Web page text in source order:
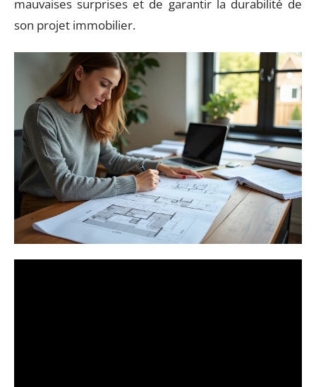
mauvaises surprises et de garantir la durabilité de
son projet immobilier.